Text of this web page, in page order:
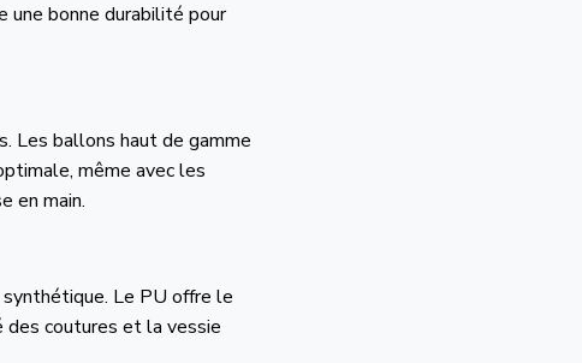
une bonne durabilité pour
Les ballons haut de gamme
même avec les
en main.
Le PU offre le
coutures et la vessie